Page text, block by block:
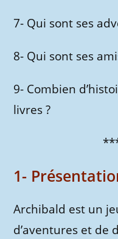
7- Qui sont ses
8- Qui sont ses
9- Combien
livres ?
1-
Archibald est un
d’aventures et de